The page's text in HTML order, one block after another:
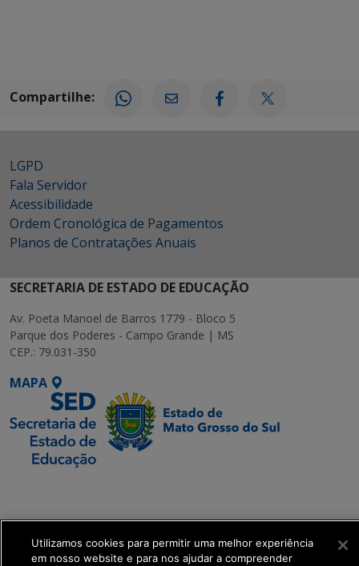
Compartilhe:
LGPD
Fala Servidor
Acessibilidade
Ordem Cronológica de Pagamentos
Planos de Contratações Anuais
SECRETARIA DE ESTADO DE EDUCAÇÃO
Av. Poeta Manoel de Barros 1779 - Bloco 5
Parque dos Poderes - Campo Grande | MS
CEP.: 79.031-350
MAPA
Transformação Digital
Utilizamos cookies para permitir uma melhor experiência
em nosso website e para nos ajudar a compreender